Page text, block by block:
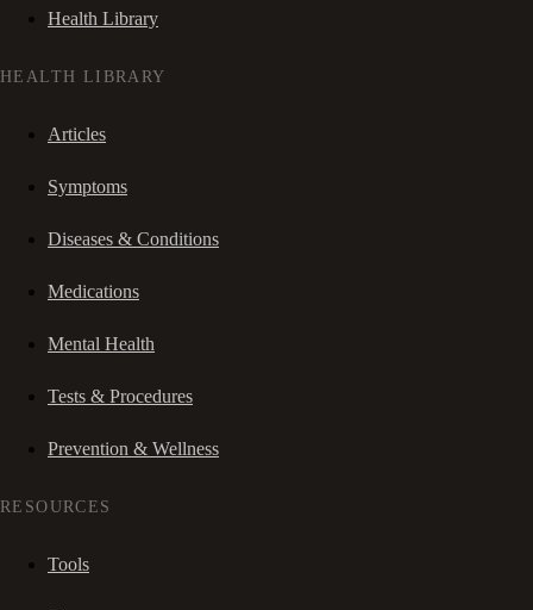
Health Library
HEALTH LIBRARY
Articles
Symptoms
Diseases & Conditions
Medications
Mental Health
Tests & Procedures
Prevention & Wellness
RESOURCES
Tools